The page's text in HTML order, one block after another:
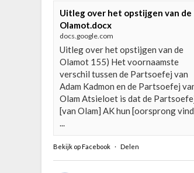
Uitleg over het opstijgen van de
Olamot.docx
docs.google.com
Uitleg over het opstijgen van de
Olamot 155) Het voornaamste
verschil tussen de Partsoefej van
Adam Kadmon en de Partsoefej
Olam Atsieloet is dat de
[van Olam] AK hun [oorsprong
...
Bekijk op Facebook · Delen